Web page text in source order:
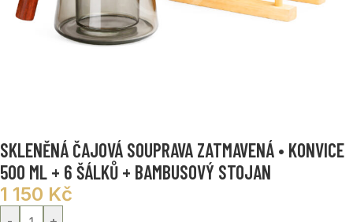
SKLENĚNÁ ČAJOVÁ SOUPRAVA ZATMAVENÁ • KONVICE
500 ML + 6 ŠÁLKŮ + BAMBUSOVÝ STOJAN
1 150 Kč